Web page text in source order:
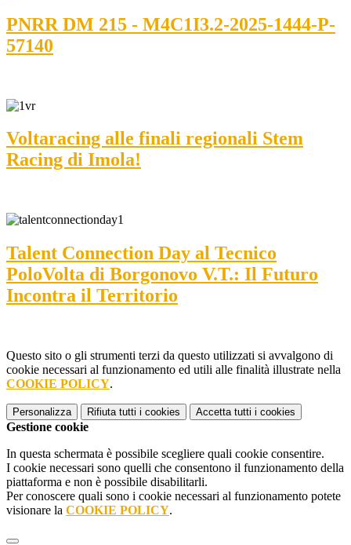
PNRR DM 215 - M4C1I3.2-2025-1444-P-
57140
Voltaracing alle finali regionali Stem
Racing di Imola!
Talent Connection Day al Tecnico
PoloVolta di Borgonovo V.T.: Il Futuro
Incontra il Territorio
Questo sito o gli strumenti terzi da questo utilizzati si avvalgono di
cookie necessari al funzionamento ed utili alle finalità illustrate nella
COOKIE POLICY.
Personalizza Rifiuta tutti i cookies Accetta tutti i cookies
Gestione cookie
In questa schermata è possibile scegliere quali cookie consentire.
I cookie necessari sono quelli che consentono il funzionamento della
piattaforma e non è possibile disabilitarli.
Per conoscere quali sono i cookie necessari al funzionamento potete
visionare la COOKIE POLICY.